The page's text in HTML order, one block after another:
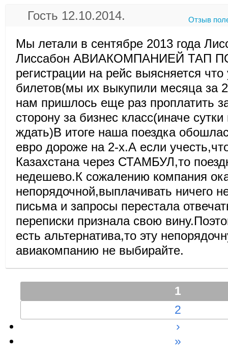
Гость 12.10.2014. Отзыв
Мы летали в сентябре 2013 года
Лиссабон АВИАКОМПАНИЕЙ ТАП
регистрации на рейс выясняется что
билетов(мы их выкупили месяца за
нам пришлось еще раз проплатить
сторону за бизнес класс(иначе
ждать)В итоге наша поездка
евро дороже на 2-х.А если
Казахстана через СТАМБУЛ,то
недешево.К сожалению компания
непорядочной,выплачивать ничего
письма и запросы перестала
переписки признала свою
есть альтернатива,то эту
авиакомпанию не выбирайте.
1
2
›
»